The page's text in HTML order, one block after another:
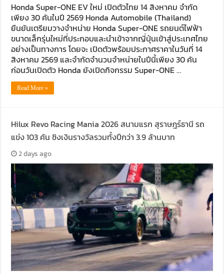
Honda Super-ONE EV ใหม่ เปิดตัวไทย 14 สิงหาคม จำกัด
เพียง 30 คันในปี 2569 Honda Automobile (Thailand)
ยืนยันเตรียมวางจำหน่าย Honda Super-ONE รถยนต์ไฟฟ้า
ขนาดเล็กรุ่นใหม่ที่ประกอบและนำเข้าจากญี่ปุ่นเข้าสู่ประเทศไทย
อย่างเป็นทางการ โดยจะ เปิดตัวพร้อมประกาศราคาในวันที่ 14
สิงหาคม 2569 และจำกัดจำนวนจำหน่ายในปีนี้เพียง 30 คัน
ก่อนวันเปิดตัว Honda ยังเปิดกิจกรรม Super-ONE …
Read More »
Hilux Revo Racing Mania 2026 สนามแรก สุราษฎร์ธานี รถ
แข่ง 103 คัน ชิงเงินรางวัลรวมทั้งปีกว่า 3.9 ล้านบาท
2 days ago